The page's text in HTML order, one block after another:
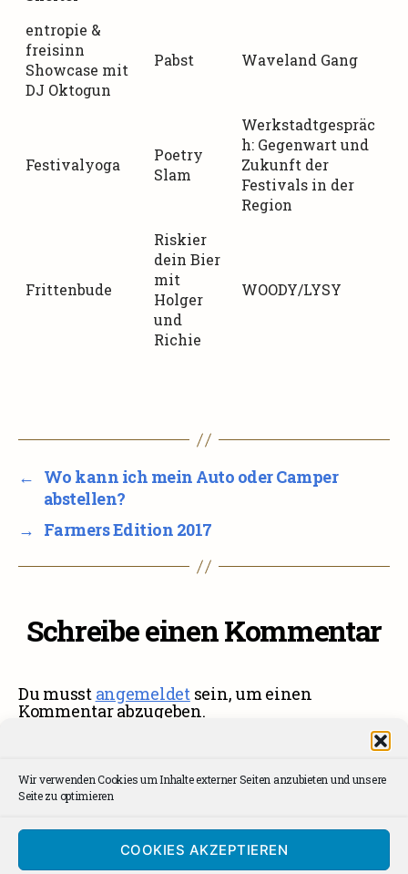
Wir verwenden Cookies um Inhalte externer Seiten anzubieten und unsere
Seite zu optimieren
COOKIES AKZEPTIEREN
entropie &
freisinn
Showcase mit
DJ Oktogun
Pabst Waveland Gang
Festivalyoga
Poetry
Slam
Werkstadtgespräc
h: Gegenwart und
Zukunft der
Festivals in der
Region
Frittenbude
Riskier
dein Bier
mit
Holger
und
Richie
WOODY/LYSY
← Wo kann ich mein Auto oder Camper
abstellen?
→ Farmers Edition 2017
Schreibe einen Kommentar
Du musst angemeldetsein, um einen
Kommentar abzugeben.
Impressum
AGBs
Cookie Policy (EU)